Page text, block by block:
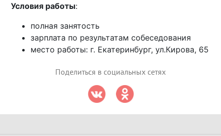
Условия работы:
полная занятость
зарплата по результатам собеседования
место работы: г. Екатеринбург, ул.Кирова, 65
Поделиться в социальных сетях